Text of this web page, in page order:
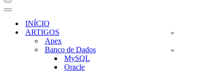
Menu
de
navegação
Menu
navegaçãoINÍCIO
ARTIGOS
Apex
Banco de Dados
MySQL
Oracle